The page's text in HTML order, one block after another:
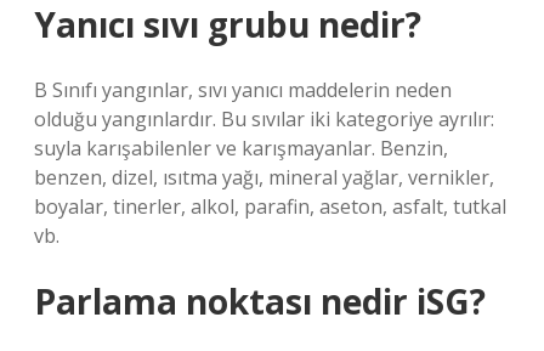
Yanıcı sıvı grubu nedir?
B Sınıfı yangınlar, sıvı yanıcı maddelerin neden
olduğu yangınlardır. Bu sıvılar iki kategoriye ayrılır:
suyla karışabilenler ve karışmayanlar. Benzin,
benzen, dizel, ısıtma yağı, mineral yağlar, vernikler,
boyalar, tinerler, alkol, parafin, aseton, asfalt, tutkal
vb.
Parlama noktası nedir iSG?